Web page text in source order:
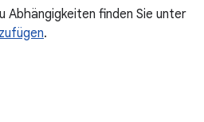
finden Sie unter
.